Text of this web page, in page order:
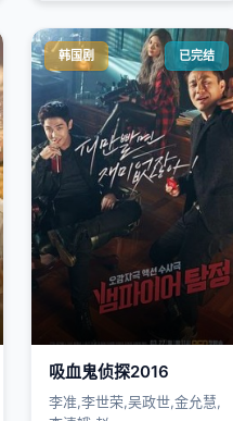
韩国剧 已完结
吸血鬼侦探2016
李准,李世荣,吴政世,金允慧,